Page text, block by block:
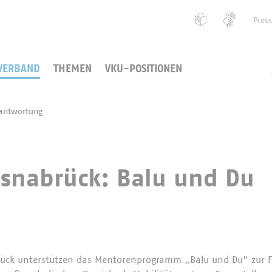
THEMEN VKU-POSITIONEN
Balu und Du
unterstützen das Mentorenprogramm „Balu und Du“ zur